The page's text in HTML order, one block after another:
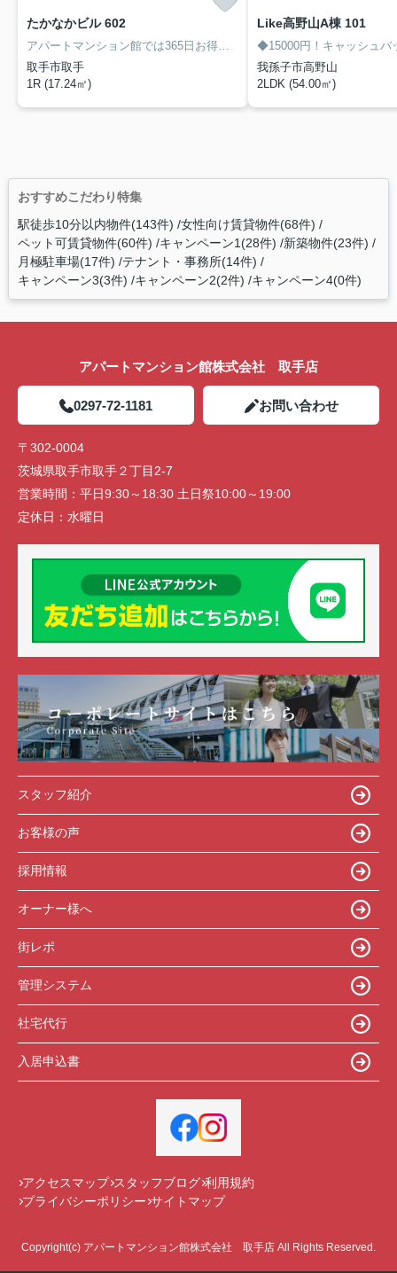
たかなかビル 602
取手市取手
1R (17.24㎡)
Like高野山A棟 101
我孫子市高野山
2LDK (54.00㎡)
おすすめこだわり特集
駅徒歩10分以内物件(143件) 女性向け賃貸物件(68件)
ペット可賃貸物件(60件) キャンペーン1(28件) 新築物件(23件)
月極駐車場(17件) テナント・事務所(14件)
キャンペーン3(3件) キャンペーン2(2件) キャンペーン4(0件)
アパートマンション館株式会社 取手店
0297-72-1181 お問い合わせ
〒302-0004
茨城県取手市取手２丁目2-7
営業時間： 平日9:30～18:30 土日祭10:00～19:00
定休日： 水曜日
スタッフ紹介
お客様の声
採用情報
オーナー様へ
街レポ
管理システム
社宅代行
入居申込書
アクセスマップ スタッフブログ 利用規約
プライバシーポリシー サイトマップ
Copyright(c) アパートマンション館株式会社 取手店 All Rights Reserved.